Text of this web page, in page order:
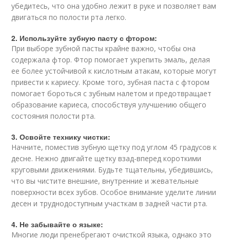
убедитесь, что она удобно лежит в руке и позволяет вам
двигаться по полости рта легко.
2. Используйте зубную пасту с фтором:
При выборе зубной пасты крайне важно, чтобы она
содержала фтор. Фтор помогает укрепить эмаль, делая
ее более устойчивой к кислотным атакам, которые могут
привести к кариесу. Кроме того, зубная паста с фтором
помогает бороться с зубным налетом и предотвращает
образование кариеса, способствуя улучшению общего
состояния полости рта.
3. Освойте технику чистки:
Начните, поместив зубную щетку под углом 45 градусов к
десне. Нежно двигайте щетку взад-вперед короткими
круговыми движениями. Будьте тщательны, убедившись,
что вы чистите внешние, внутренние и жевательные
поверхности всех зубов. Особое внимание уделите линии
десен и труднодоступным участкам в задней части рта.
4. Не забывайте о языке:
Многие люди пренебрегают очисткой языка, однако это